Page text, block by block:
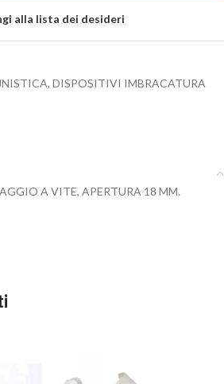
alla lista dei desideri
, DISPOSITIVI IMBRACATURA
A VITE, APERTURA 18 MM.